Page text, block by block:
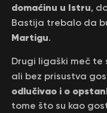
domaćinu u Istru,
Bastija trebalo da
Martigu.
Drugi ligaški meč te
ali bez prisustva
odlučivao i o
tome što su kao